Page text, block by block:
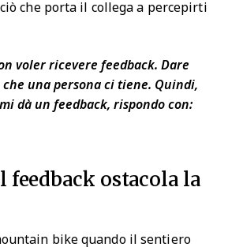
che porta il collega a percepirti
voler ricevere feedback. Dare
una persona ci tiene. Quindi,
dà un feedback, rispondo con:
feedback ostacola la
bike quando il sentiero